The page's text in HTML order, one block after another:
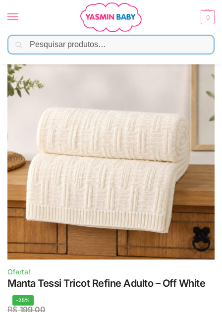
0
Início Enxoval / Mantas e Cobertores
Oferta!
Manta Tessi Tricot Refine Adulto – Off White
-25%
R$199,00